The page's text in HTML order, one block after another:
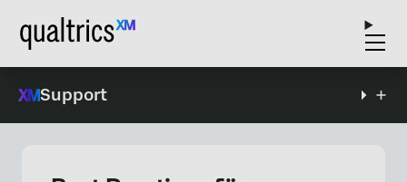
Support